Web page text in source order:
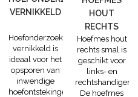
onderzoek of
behandeling.
VERNIKKELD
Hoefonderzoektang
vernikkeld is
ideaal voor het
opsporen van
inwendige
hoefontstekingen.
HOUT
RECHTS
SMAL
Hoefmes hout
rechts smal is
geschikt voor
links- en
rechtshandigen.
De hoefmes